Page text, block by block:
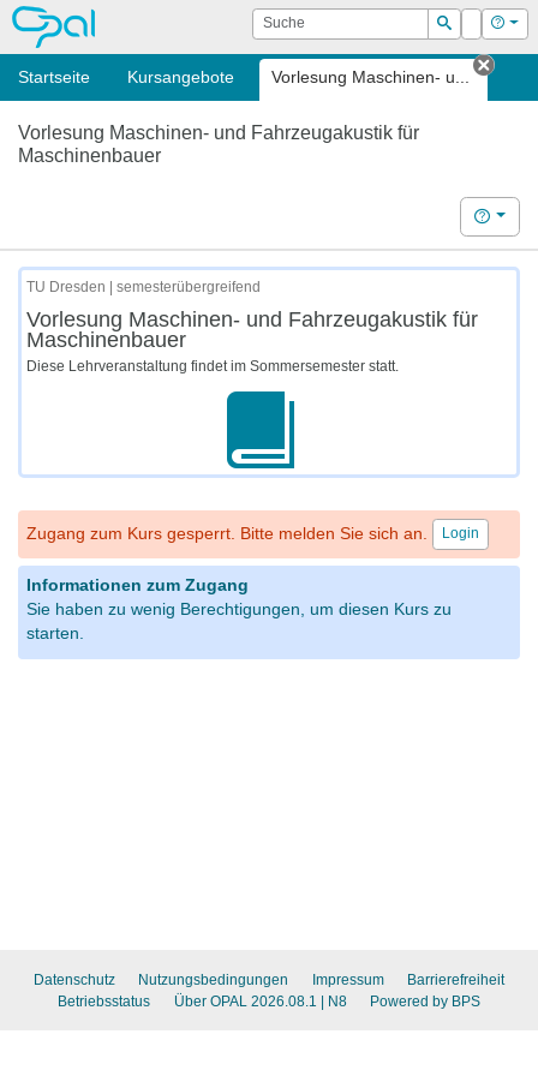
OPAL Suche
Suchen
Login Hilfe
Startseite Kursangebote Vorlesung Maschinen- u...
Tab
Vorlesung Maschinen- und Fahrzeugakustik für
Maschinenbauer
Hilfe
TU Dresden | semesterübergreifend
Vorlesung Maschinen- und Fahrzeugakustik für
Maschinenbauer
Diese Lehrveranstaltung findet im Sommersemester statt.
Zugang zum Kurs gesperrt. Bitte melden Sie sich an. Login
Informationen zum Zugang
Sie haben zu wenig Berechtigungen, um diesen Kurs zu
starten.
Datenschutz Nutzungsbedingungen Impressum
Barrierefreiheit
Betriebsstatus
Über OPAL 2026.08.1 | N8 Powered by BPS